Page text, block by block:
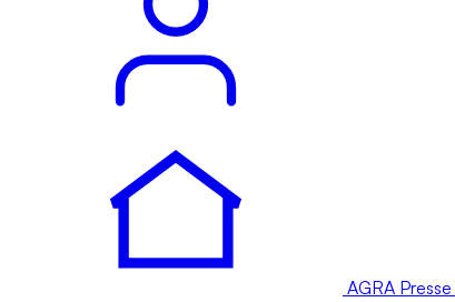
AGRA Presse